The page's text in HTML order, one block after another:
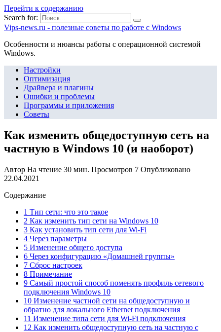
Перейти к содержанию
Search for:
Vips-news.ru - полезные советы по работе с Windows
Особенности и нюансы работы с операционной системой
Windows.
Настройки
Оптимизация
Драйвера и плагины
Ошибки и проблемы
Программы и приложения
Советы
Как изменить общедоступную сеть на
частную в Windows 10 (и наоборот)
Автор На чтение 30 мин. Просмотров 7 Опубликовано
22.04.2021
Содержание
1 Тип сети: что это такое
2 Как изменить тип сети на Windows 10
3 Как установить тип сети для Wi-Fi
4 Через параметры
5 Изменение общего доступа
6 Через конфигурацию «Домашней группы»
7 Сброс настроек
8 Примечание
9 Самый простой способ поменять профиль сетевого
подключения Windows 10
10 Изменение частной сети на общедоступную и
обратно для локального Ethernet подключения
11 Изменение типа сети для Wi-Fi подключения
12 Как изменить общедоступную сеть на частную с